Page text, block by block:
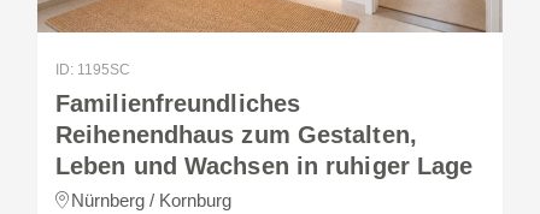
ID: 1195SC
Familienfreundliches
Reihenendhaus zum Gestalten,
Leben und Wachsen in ruhiger Lage
Nürnberg / Kornburg